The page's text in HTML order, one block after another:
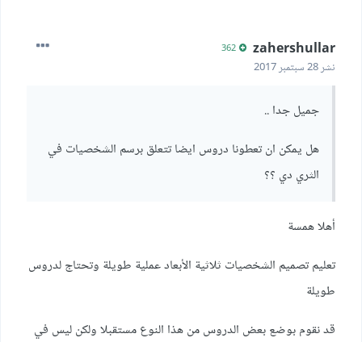
zahershullar
نشر28 سبتمبر 2017
جميل جدا ..
هل يمكن ان تعطونا دروس ايضا تتعلق برسم الشخصيات في
الثري دي ؟؟
أهلا همسة
تعليم تصميم الشخصيات ثلاثية الأبعاد عملية طويلة وتحتاج لدروس
طويلة
قد نقوم بوضع بعض الدروس من هذا النوع مستقبلا ولكن ليس في